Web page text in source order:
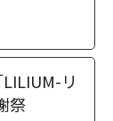
リ
祭